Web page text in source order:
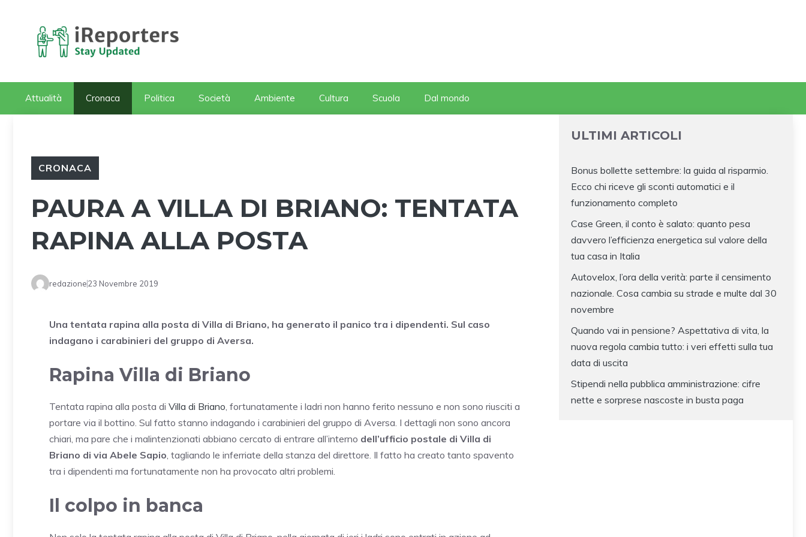
contenuto
Attualità Cronaca Politica Società Ambiente Cultura Scuola Dal mondo
CRONACA
PAURA A VILLA DI BRIANO: TENTATA
RAPINA ALLA POSTA
redazione23 Novembre 2019
Una tentata rapina alla posta di Villa di Briano, ha generato il panico tra i dipendenti. Sul caso
indagano i carabinieri del gruppo di Aversa.
Rapina Villa di Briano
Tentata rapina alla posta di Villa di Briano, fortunatamente i ladri non hanno ferito nessuno e non sono riusciti a
portare via il bottino. Sul fatto stanno indagando i carabinieri del gruppo di Aversa. I dettagli non sono ancora
chiari, ma pare che i malintenzionati abbiano cercato di entrare all’interno dell’ufficio postale di Villa di
Briano di via Abele Sapio, tagliando le inferriate della stanza del direttore. Il fatto ha creato tanto spavento
tra i dipendenti ma fortunatamente non ha provocato altri problemi.
Il colpo in banca
ULTIMI ARTICOLI
Bonus bollette settembre: la guida al risparmio.
Ecco chi riceve gli sconti automatici e il
funzionamento completo
Case Green, il conto è salato: quanto pesa
davvero l’efficienza energetica sul valore della
tua casa in Italia
Autovelox, l’ora della verità: parte il censimento
nazionale. Cosa cambia su strade e multe dal 30
novembre
Quando vai in pensione? Aspettativa di vita, la
nuova regola cambia tutto: i veri effetti sulla tua
data di uscita
Stipendi nella pubblica amministrazione: cifre
nette e sorprese nascoste in busta paga